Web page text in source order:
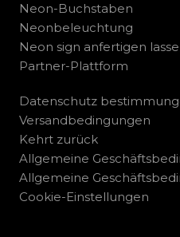
Neon-Buchstaben
Neonbeleuchtung
Neon sign anfertigen
Partner-Plattform
Datenschutz
Versandbedingungen
Kehrt zurück
Allgemeine
Allgemeine
Cookie-Einstellungen